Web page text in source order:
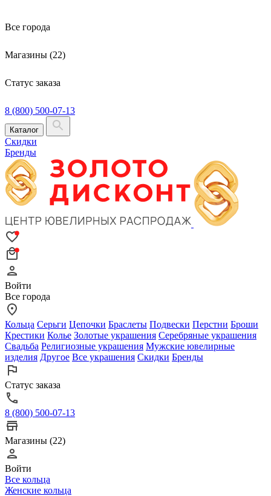
Все города
Магазины (22)
Статус заказа
8 (800) 500-07-13
Каталог
Скидки
Бренды
Войти
Все города
Кольца Серьги Цепочки Браслеты Подвески Перстни Броши
Крестики Колье Золотые украшения Серебряные украшения
Свадьба Религиозные украшения Мужские ювелирные
изделия Другое Все украшения Скидки Бренды
Статус заказа
8 (800) 500-07-13
Магазины (22)
Войти
Все кольца
Женские кольца